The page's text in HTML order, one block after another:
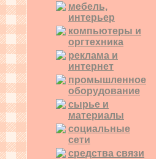
мебель,
интерьер
компьютеры и
оргтехника
реклама и
интернет
промышленное
оборудование
сырье и
материалы
социальные
сети
средства связи